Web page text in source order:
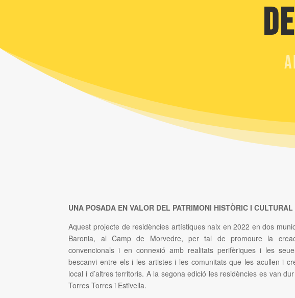
UNA POSADA EN VALOR DEL PATRIMONI HISTÒRIC I
Aquest projecte de residències artístiques naix en 2022 en dos
Baronia, al Camp de Morvedre, per tal de promoure la
convencionals i en connexió amb realitats perifèriques i les
bescanvi entre els i les artistes i les comunitats que les acullen i
local i d’altres territoris. A la segona edició les residències es van dur
Torres Torres i Estivella.